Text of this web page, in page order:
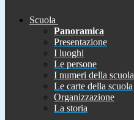
Scuola
Panoramica
Presentazione
I luoghi
Le persone
I numeri della scuola
Le carte della scuola
Organizzazione
La storia